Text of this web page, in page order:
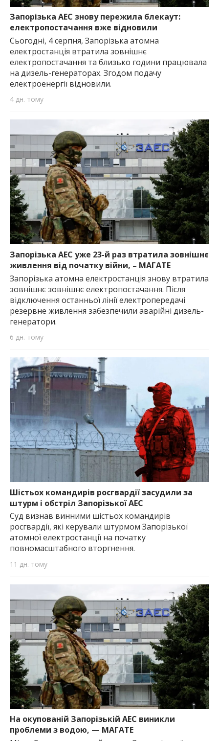
найважливішу інформацію про події
міста Запоріжжя та області.
Запорізька АЕС знову пережила блекаут:
електропостачання вже відновили
Сьогодні, 4 серпня, Запорізька атомна
електростанція втратила зовнішнє
електропостачання та близько години працювала
на дизель-генераторах. Згодом подачу
електроенергії відновили.
4 дн. тому
Запорізька АЕС уже 23-й раз втратила зовнішнє
живлення від початку війни, – МАГАТЕ
Запорізька атомна електростанція знову втратила
зовнішнє зовнішнє електропостачання. Після
відключення останньої лінії електропередачі
резервне живлення забезпечили аварійні дизель-
генератори.
6 дн. тому
Шістьох командирів росгвардії засудили за
штурм і обстріл Запорізької АЕС
Суд визнав винними шістьох командирів
росгвардії, які керували штурмом Запорізької
атомної електростанції на початку
повномасштабного вторгнення.
11 дн. тому
На окупованій Запорізькій АЕС виникли
проблеми з водою, — МАГАТЕ